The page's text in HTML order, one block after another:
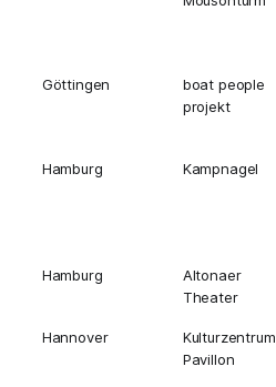
Göttingen
boat people
projekt
Hamburg Kampnagel
Hamburg
Altonaer
Theater
Hannover
Kulturzentrum
Pavillon